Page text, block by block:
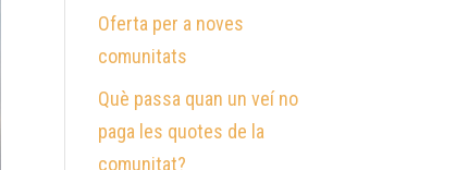
Oferta per a noves
comunitats
Què passa quan un veí no
paga les quotes de la
comunitat?